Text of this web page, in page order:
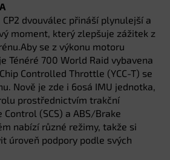
CP2 dvouválec přináší plynulejší a
moment, který zlepšuje zážitek z
se z výkonu motoru
Ténéré 700 World Raid vybavena
Controlled Throttle (YCC-T) se
Nově je zde i 6osá IMU jednotka,
prostřednictvím trakční
Control (SCS) a ABS/Brake
nabízí různé režimy, takže si
úroveň podpory podle svých